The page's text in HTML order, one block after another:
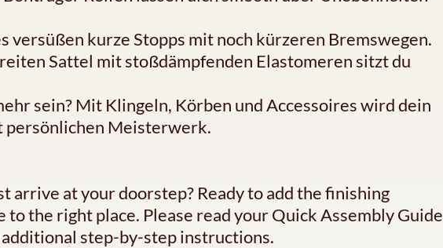
versüßen kurze Stopps mit noch kürzeren Bremswegen.
Sattel mit stoßdämpfenden Elastomeren sitzt du
sein? Mit Klingeln, Körben und Accessoires wird dein
persönlichen Meisterwerk.
arrive at your doorstep? Ready to add the finishing
to the right place. Please read your Quick Assembly Guide
step-by-step instructions.